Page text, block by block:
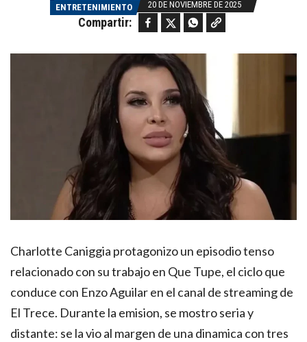
ENTRETENIMIENTO 20 DE NOVIEMBRE DE 2025
Compartir: Facebook Twitter WhatsApp Copy link
Charlotte Caniggia protagonizo un episodio tenso
relacionado con su trabajo en Que Tupe, el ciclo que
conduce con Enzo Aguilar en el canal de streaming de
El Trece. Durante la emision, se mostro seria y
distante: se la vio al margen de una dinamica con tres